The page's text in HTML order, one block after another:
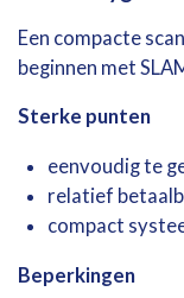
Een compacte
beginnen met
Sterke punten
eenvoudigte
relatief
compact
Beperkingen